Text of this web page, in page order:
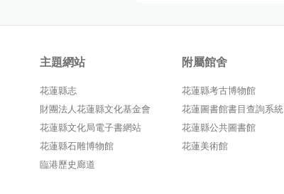
主題網站
花蓮縣志
財團法人花蓮縣文化基金會
花蓮縣文化局電子書網站
花蓮縣石雕博物館
臨港歷史廊道
附屬館舍
花蓮縣考古博物館
花蓮圖書館書目查詢系統
花蓮縣公共圖書館
花蓮美術館